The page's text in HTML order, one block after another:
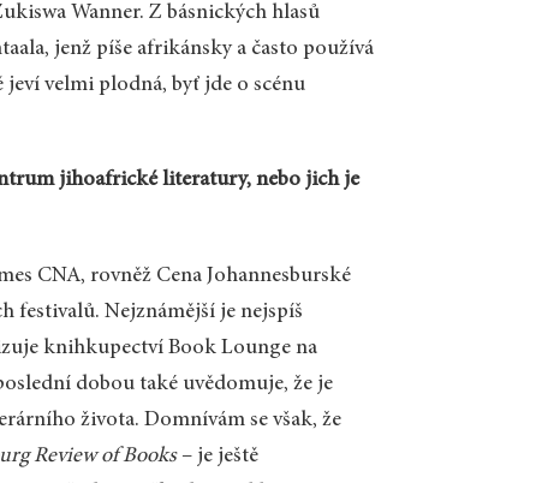
Wanner. Z básnických hlasů
jenž píše afrikánsky a často používá
jeví velmi plodná, byť jde o scénu
jihoafrické literatury, nebo jich je
CNA, rovněž Cena Johannesburské
festivalů. Nejznámější je nejspíš
knihkupectví Book Lounge na
dobou také uvědomuje, že je
života. Domnívám se však, že
Review of Books– je ještě